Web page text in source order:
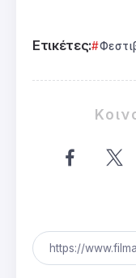
Ετικέτες: